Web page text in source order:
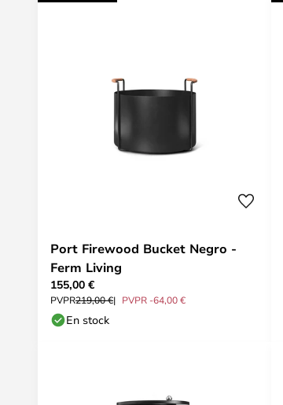
Port Firewood Bucket Negro -
Ferm Living
155,00 €
PVPR219,00 € PVPR -64,00 €
En stock